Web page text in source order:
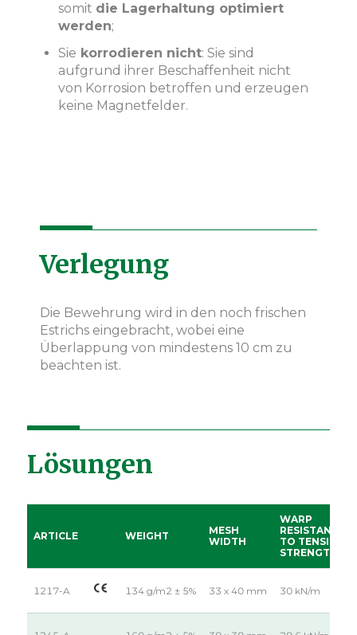
somit die Lagerhaltung optimiert
werden;
Sie korrodieren nicht: Sie sind
aufgrund ihrer Beschaffenheit nicht
von Korrosion betroffen und erzeugen
keine Magnetfelder.
Verlegung
Die Bewehrung wird in den noch frischen
Estrichs eingebracht, wobei eine
Überlappung von mindestens 10 cm zu
beachten ist.
Lösungen
ARTICLE WEIGHT
MESH
WIDTH
WARP
RESISTANCE
TO TENSILE
STRENGTH
1217-A 134 g/m2 ± 5% 33 x 40 mm 30 kN/m